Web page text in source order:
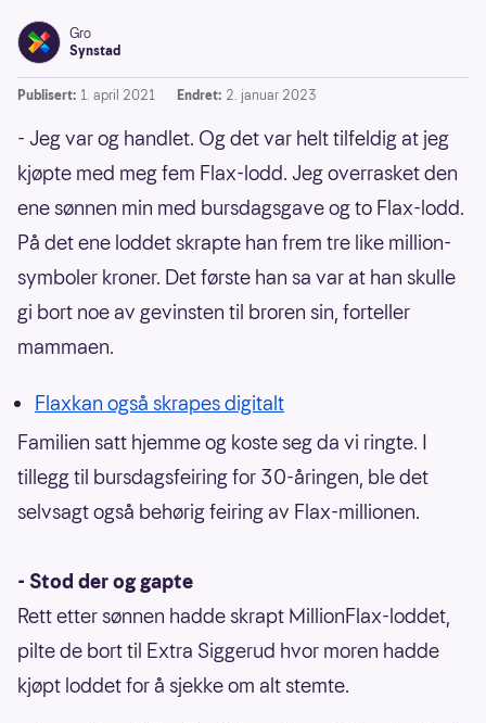
Gro
Synstad
Publisert: 1. april 2021 Endret: 2. januar 2023
- Jeg var og handlet. Og det var helt tilfeldig at jeg
kjøpte med meg fem Flax-lodd. Jeg overrasket den
ene sønnen min med bursdagsgave og to Flax-lodd.
På det ene loddet skrapte han frem tre like million-
symboler kroner. Det første han sa var at han skulle
gi bort noe av gevinsten til broren sin, forteller
mammaen.
Flaxkan også skrapes digitalt
Familien satt hjemme og koste seg da vi ringte. I
tillegg til bursdagsfeiring for 30-åringen, ble det
selvsagt også behørig feiring av Flax-millionen.
- Stod der og gapte
Rett etter sønnen hadde skrapt MillionFlax-loddet,
pilte de bort til Extra Siggerud hvor moren hadde
kjøpt loddet for å sjekke om alt stemte.